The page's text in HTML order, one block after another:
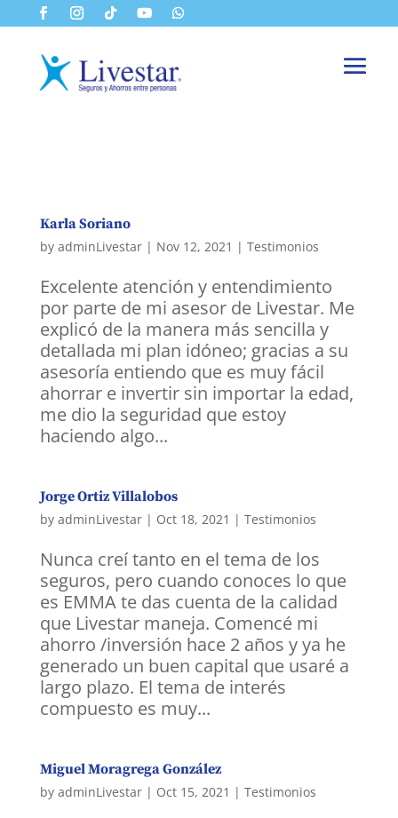
Karla Soriano
by adminLivestar| Nov 12, 2021 | Testimonios
Excelente atención y entendimiento
por parte de mi asesor de Livestar. Me
explicó de la manera más sencilla y
detallada mi plan idóneo; gracias a su
asesoría entiendo que es muy fácil
ahorrar e invertir sin importar la edad,
me dio la seguridad que estoy
haciendo algo...
Jorge Ortiz Villalobos
by adminLivestar| Oct 18, 2021 | Testimonios
Nunca creí tanto en el tema de los
seguros, pero cuando conoces lo que
es EMMA te das cuenta de la calidad
que Livestar maneja. Comencé mi
ahorro /inversión hace 2 años y ya he
generado un buen capital que usaré a
largo plazo. El tema de interés
compuesto es muy...
Miguel Moragrega González
by adminLivestar| Oct 15, 2021 | Testimonios